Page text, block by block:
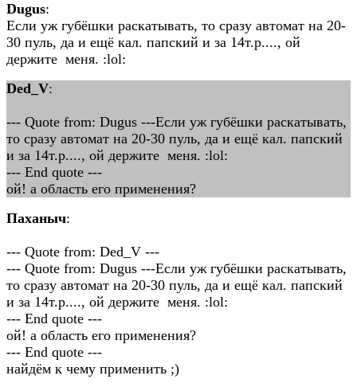
Dugus:
Если уж губёшки раскатывать, то сразу автомат на 20-
30 пуль, да и ещё кал. папский и за 14т.р...., ой
держите меня. :lol:
Ded_V:
--- Quote from: Dugus ---Если уж губёшки раскатывать,
то сразу автомат на 20-30 пуль, да и ещё кал. папский
и за 14т.р...., ой держите меня. :lol:
--- End quote ---
ой! а область его применения?
Паханыч:
--- Quote from: Ded_V ---
--- Quote from: Dugus ---Если уж губёшки раскатывать,
то сразу автомат на 20-30 пуль, да и ещё кал. папский
и за 14т.р...., ой держите меня. :lol:
--- End quote ---
ой! а область его применения?
--- End quote ---
найдём к чему применить ;)